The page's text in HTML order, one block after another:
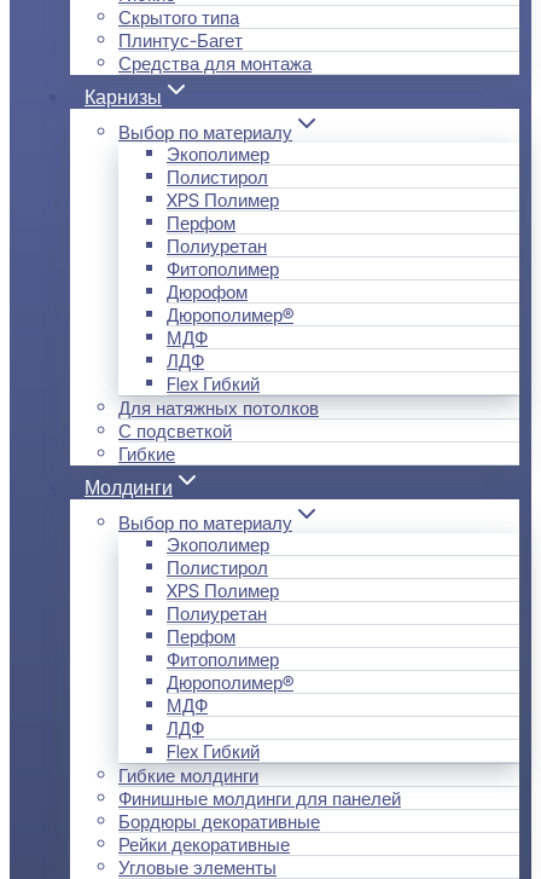
Скрытого типа
Плинтус-Багет
Средства для монтажа
Карнизы
Выбор по материалу
Экополимер
Полистирол
XPS Полимер
Перфом
Полиуретан
Фитополимер
Дюрофом
Дюрополимер®
МДФ
ЛДФ
Flex Гибкий
Для натяжных потолков
С подсветкой
Гибкие
Молдинги
Выбор по материалу
Экополимер
Полистирол
XPS Полимер
Полиуретан
Перфом
Фитополимер
Дюрополимер®
МДФ
ЛДФ
Flex Гибкий
Гибкие молдинги
Финишные молдинги для панелей
Бордюры декоративные
Рейки декоративные
Угловые элементы